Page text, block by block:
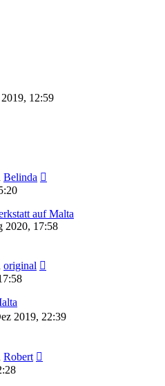
12:59
Belinda
auf Malta
2020, 17:58
original
2019, 22:39
Robert